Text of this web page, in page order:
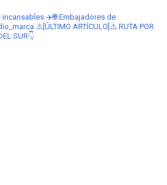
incansables ✈️🌐Embajadores de
⚠️[ÚLTIMO ARTÍCULO]⚠️ RUTA POR
SUR👇